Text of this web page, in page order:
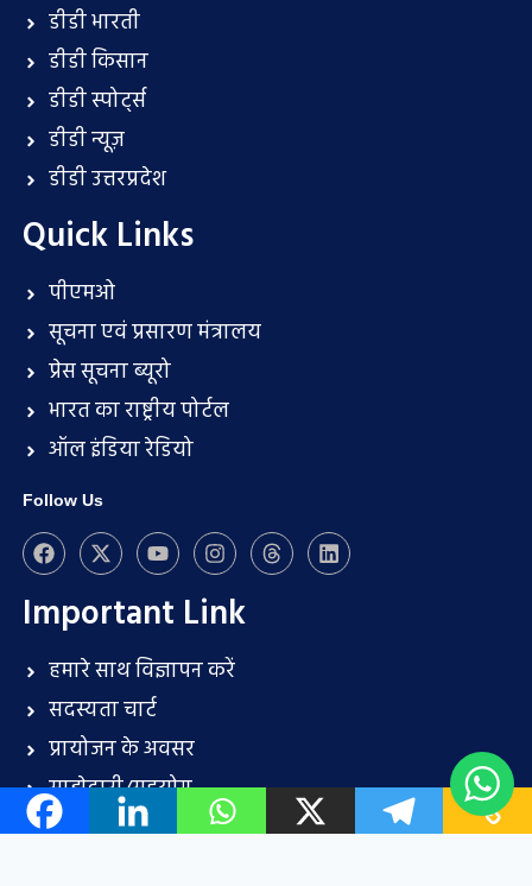
डीडी भारती
डीडी किसान
डीडी स्पोर्ट्स
डीडी न्यूज़
डीडी उत्तरप्रदेश
Quick Links
पीएमओ
सूचना एवं प्रसारण मंत्रालय
प्रेस सूचना ब्यूरो
भारत का राष्ट्रीय पोर्टल
ऑल इंडिया रेडियो
Follow Us
Important Link
हमारे साथ विज्ञापन करें
सदस्यता चार्ट
प्रायोजन के अवसर
साझेदारी/सहयोग
प्रेस विज्ञप्ति प्रस्तुति (भुगतान पीआर प्रकाशन सेवा)